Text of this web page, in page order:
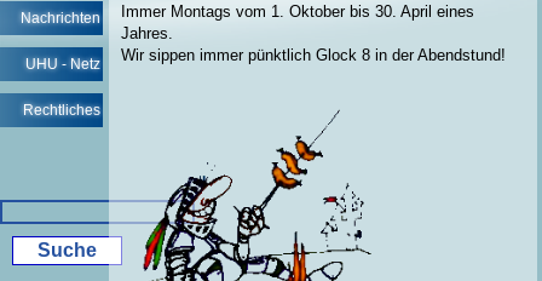
Nachrichten
UHU - Netz
Rechtliches
Immer Montags vom 1. Oktober bis 30. April eines
Jahres.
Wir sippen immer pünktlich Glock 8 in der Abendstund!